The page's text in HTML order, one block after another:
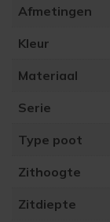
Afmetingen
Kleur
Materiaal
Serie
Type poot
Zithoogte
Zitdiepte